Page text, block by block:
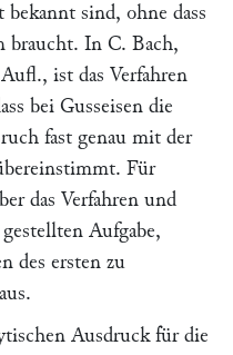
sind, ohne dass
braucht. In C. Bach,
ist das Verfahren
bei Gusseisen die
fast genau mit der
Für
das Verfahren und
Aufgabe,
des ersten zu
Ausdruck für die